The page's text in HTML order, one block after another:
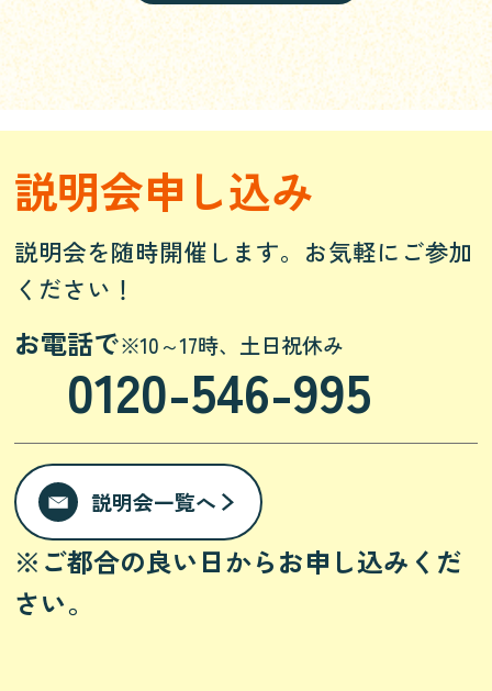
説明会申し込み
説明会を随時開催します。お気軽にご参加
ください！
お電話で※10～17時、土日祝休み
0120-546-995
説明会一覧へ
※ご都合の良い日からお申し込みくだ
さい。